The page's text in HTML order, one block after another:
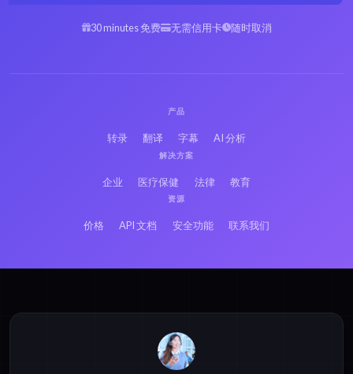
30 minutes 免费 无需信用卡 随时取消
产品
转录 翻译 字幕 AI 分析
解决方案
企业 医疗保健 法律 教育
资源
价格 API 文档 安全功能 联系我们